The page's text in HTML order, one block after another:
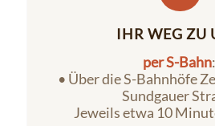
IHR WEG ZU
per S-Bahn:
• Über die S-Bahnhöfe
Sundgauer
Jeweils etwa 10